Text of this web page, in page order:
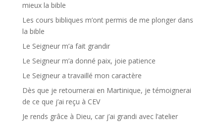
mieux la bible
Les cours bibliques m’ont permis de me plonger dans
la bible
Le Seigneur m’a fait grandir
Le Seigneur m’a donné paix, joie patience
Le Seigneur a travaillé mon caractère
Dès que je retournerai en Martinique, je témoignerai
de ce que j’ai reçu à CEV
Je rends grâce à Dieu, car j’ai grandi avec l’atelier